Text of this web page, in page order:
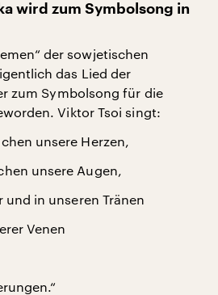
wird zum Symbolsong in
der sowjetischen
das Lied der
zum Symbolsong für die
Viktor Tsoi singt:
unsere Herzen,
unsere Augen,
und in unseren Tränen
Venen